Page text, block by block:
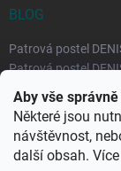
Aby vše
Některé jsou
návštěvnost,
další obsah.
BLOG
Patrová postel
Patrová postel
Rozkládací postele
každodenní spaní
Rozkládací postel,